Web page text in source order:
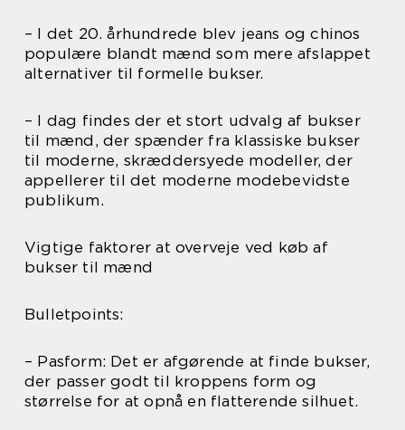
– I det 20. århundrede blev jeans og chinos
populære blandt mænd som mere afslappet
alternativer til formelle bukser.
– I dag findes der et stort udvalg af bukser
til mænd, der spænder fra klassiske bukser
til moderne, skræddersyede modeller, der
appellerer til det moderne modebevidste
publikum.
Vigtige faktorer at overveje ved køb af
bukser til mænd
Bulletpoints:
– Pasform: Det er afgørende at finde bukser,
der passer godt til kroppens form og
størrelse for at opnå en flatterende silhuet.